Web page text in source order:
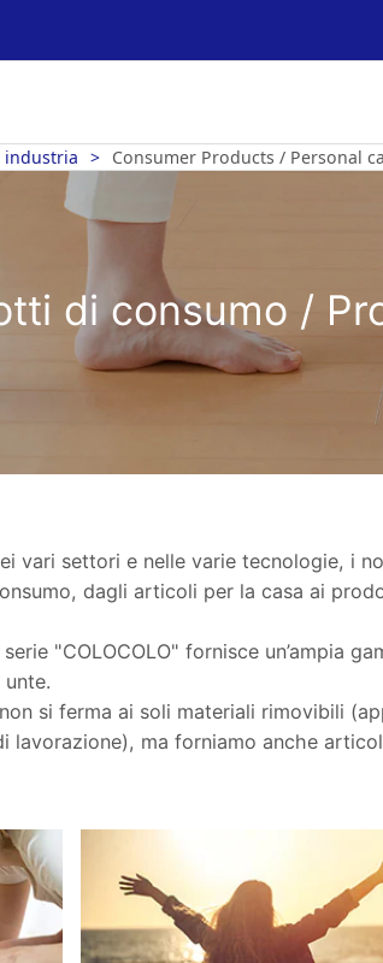
industria Consumer Products / Personal
di consumo /
vari settori e nelle varie tecnologie, i
dagli articoli per la casa ai
"COLOCOLO" fornisce un’ampia
si ferma ai soli materiali rimovibili
lavorazione), ma forniamo anche